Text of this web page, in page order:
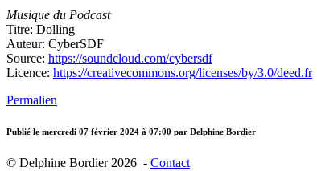
Musique du Podcast
Titre: Dolling
Auteur: CyberSDF
Source: https://soundcloud.com/cybersdf
Licence: https://creativecommons.org/licenses/by/3.0/deed.fr
Permalien
Publié le mercredi 07 février 2024 à 07:00 par Delphine Bordier
© Delphine Bordier 2026 - Contact